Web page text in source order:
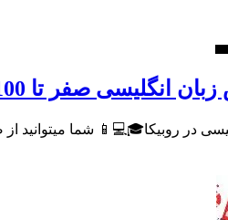
انگلیسی صفر تا 100
در روبیکا🎓💻📱 شما